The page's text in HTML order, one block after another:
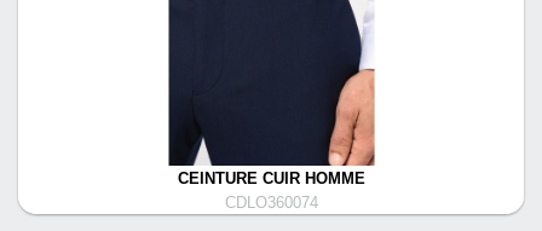
CEINTURE CUIR HOMME
CDLO360074